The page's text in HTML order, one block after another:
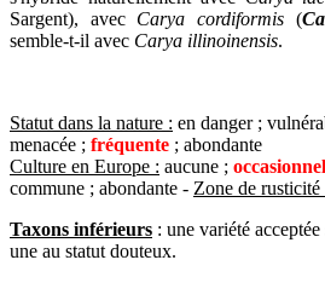
Sargent), avec Carya cordiformis (
semble-t-il avec Carya illinoinensis.
Statut dans la nature : en danger ;
menacée ; fréquente ; abondante
Culture en Europe : aucune ;
commune ; abondante - Zone de rusticité
Taxons inférieurs : une variété
une au statut douteux.